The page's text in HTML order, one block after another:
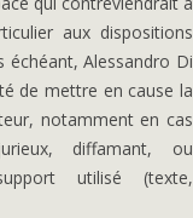
aux dispositions
échéant, Alessandro Di
de mettre en cause la
notamment en cas
diffamant, ou
utilisé (texte,